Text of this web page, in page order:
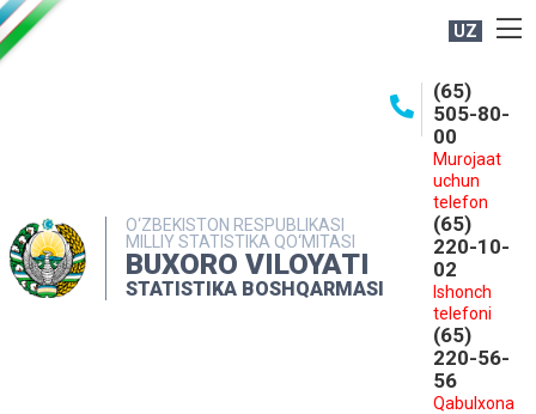
UZ
O‘ZBEKISTON RESPUBLIKASI
MILLIY STATISTIKA QO‘MITASI
BUXORO VILOYATI
STATISTIKA BOSHQARMASI
(65)
505-80-
00
Murojaat
uchun
telefon
(65)
220-10-
02
Ishonch
telefoni
(65)
220-56-
56
Qabulxona
MATBUOT XIZMATI
MUROJAATLAR